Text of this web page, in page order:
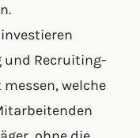
und Recruiting-
welche